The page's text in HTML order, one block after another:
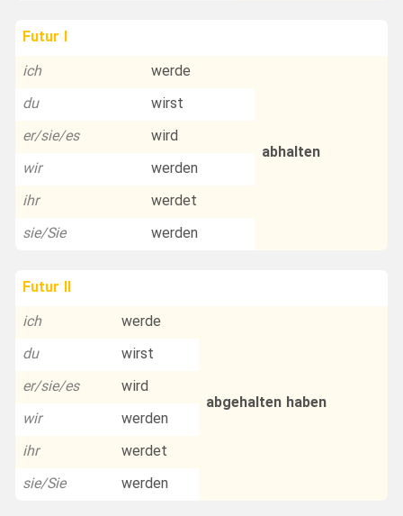
Futur I
ich
werde
abhalten
du
wirst
er/sie/es
wird
wir
werden
ihr
werdet
sie/Sie
werden
Futur II
ich
werde
abgehalten haben
du
wirst
er/sie/es
wird
wir
werden
ihr
werdet
sie/Sie
werden